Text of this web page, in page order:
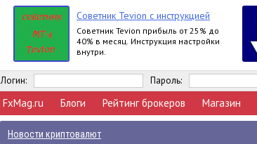
Советник Tevion с инструкцией
Cоветник Tevion прибыль от 25% до
40% в месяц. Инструкция настройки
внутри.
Логин: Пароль:
FxMag.ru Блоги Рейтинг брокеров Магазин
Новости криптовалют